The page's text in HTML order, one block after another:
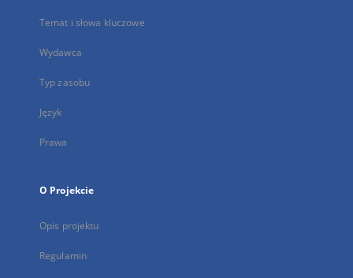
Temat i słowa kluczowe
Wydawca
Typ zasobu
Język
Prawa
O Projekcie
Opis projektu
Regulamin